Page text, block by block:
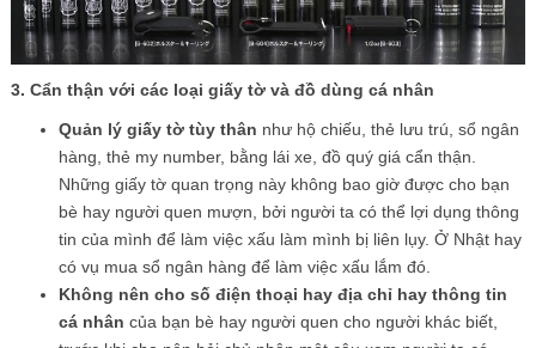
3. Cẩn thận với các loại giấy tờ và đồ dùng cá nhân
Quản lý giấy tờ tùy thân như hộ chiếu, thẻ lưu trú, sổ ngân
hàng, thẻ my number, bằng lái xe, đồ quý giá cẩn thận.
Những giấy tờ quan trọng này không bao giờ được cho bạn
bè hay người quen mượn, bởi người ta có thể lợi dụng thông
tin của mình để làm việc xấu làm mình bị liên lụy. Ở Nhật hay
có vụ mua sổ ngân hàng để làm việc xấu lắm đó.
Không nên cho số điện thoại hay địa chỉ hay thông tin
cá nhân của bạn bè hay người quen cho người khác biết,